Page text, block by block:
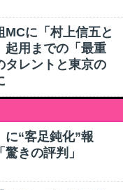
MCに「村上信五と
起用までの「最重
タレントと東京の
“客足鈍化”報
きの評判」